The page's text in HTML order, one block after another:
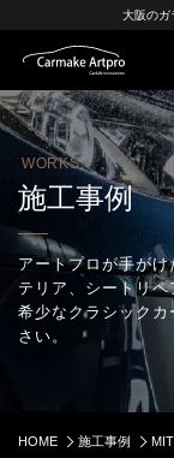
大阪のガ
WORKS
施工事例
アートプロが手が
テリア、シートリ
希少なクラシック
さい。
HOME 施工事例